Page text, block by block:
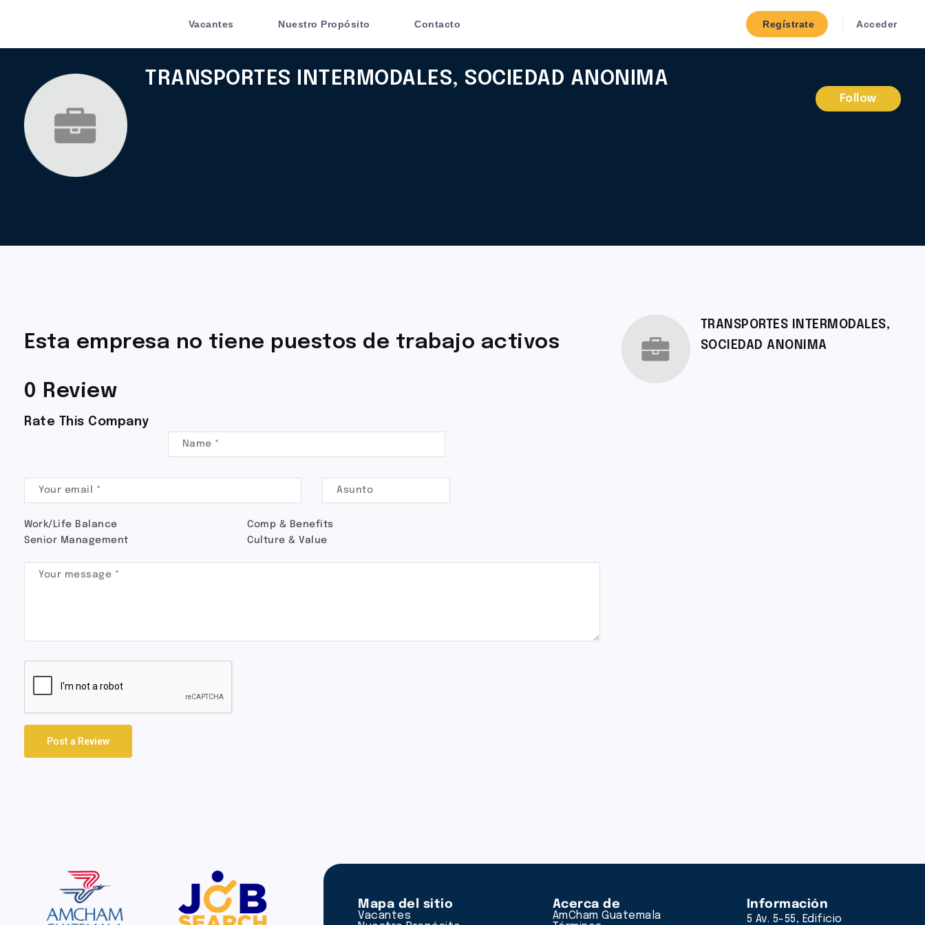
Vacantes Nuestro Propósito Contacto Regístrate Acceder
TRANSPORTES INTERMODALES, SOCIEDAD ANONIMA
Follow
Esta empresa no tiene puestos de trabajo activos
0 Review
Rate This Company
Work/Life Balance
Comp & Benefits
Senior Management
Culture & Value
Post a Review
TRANSPORTES INTERMODALES,
SOCIEDAD ANONIMA
Mapa del sitio
Vacantes
Acerca de
AmCham Guatemala
Información
5 Av. 5-55, Edificio